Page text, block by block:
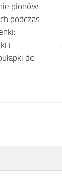
pionów
podczas
i
do